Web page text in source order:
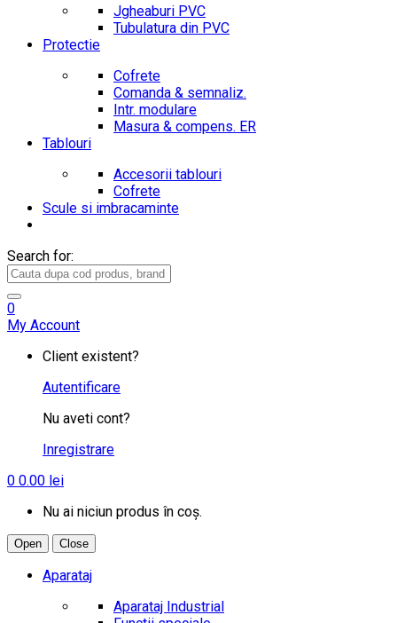
Jgheaburi PVC
Tubulatura din PVC
Protectie
Cofrete
Comanda & semnaliz.
Intr. modulare
Masura & compens. ER
Tablouri
Accesorii tablouri
Cofrete
Scule si imbracaminte
Search for:
0
My Account
Client existent?
Autentificare
Nu aveti cont?
Inregistrare
0 0.00 lei
Nu ai niciun produs în coș.
Open Close
Aparataj
Aparataj Industrial